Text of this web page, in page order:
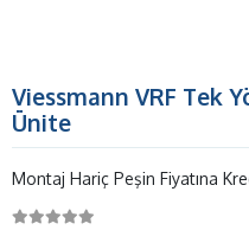
Viessmann VRF Tek
Ünite
Montaj Hariç Peşin Fiyatına